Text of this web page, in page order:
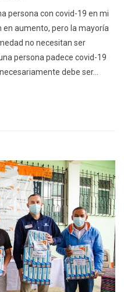
persona con covid-19 en mi
en aumento, pero la mayoría
no necesitan ser
persona padece covid-19
debe ser...